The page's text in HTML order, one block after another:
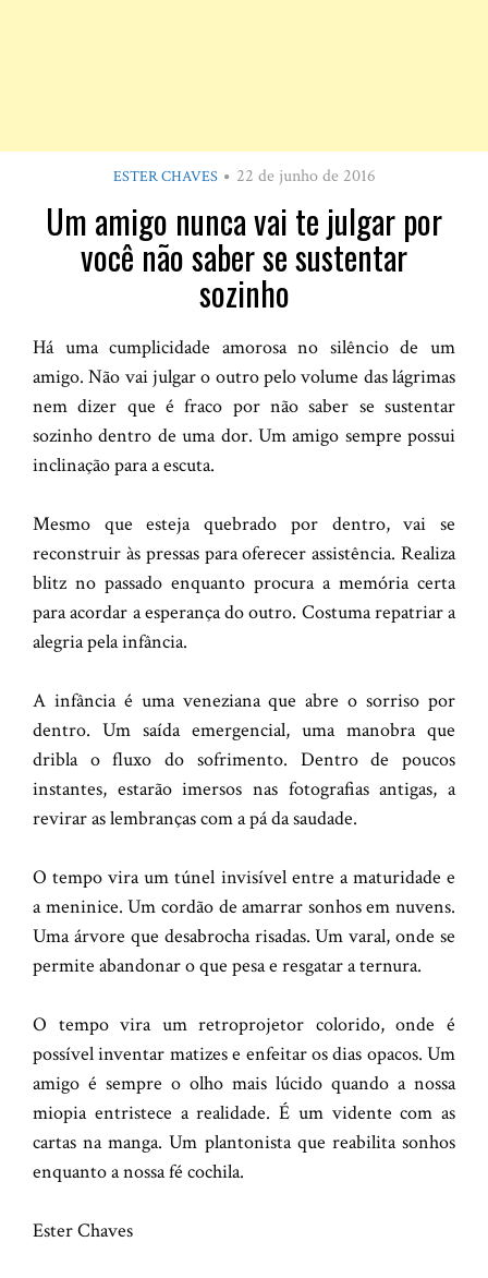
ESTER CHAVES 22 de junho de 2016
Um amigo nunca vai te julgar por
você não saber se sustentar
sozinho
Há uma cumplicidade amorosa no silêncio de um
amigo. Não vai julgar o outro pelo volume das lágrimas
nem dizer que é fraco por não saber se sustentar
sozinho dentro de uma dor. Um amigo sempre possui
inclinação para a escuta.
Mesmo que esteja quebrado por dentro, vai se
reconstruir às pressas para oferecer assistência. Realiza
blitz no passado enquanto procura a memória certa
para acordar a esperança do outro. Costuma repatriar a
alegria pela infância.
A infância é uma veneziana que abre o sorriso por
dentro. Um saída emergencial, uma manobra que
dribla o fluxo do sofrimento. Dentro de poucos
instantes, estarão imersos nas fotografias antigas, a
revirar as lembranças com a pá da saudade.
O tempo vira um túnel invisível entre a maturidade e
a meninice. Um cordão de amarrar sonhos em nuvens.
Uma árvore que desabrocha risadas. Um varal, onde se
permite abandonar o que pesa e resgatar a ternura.
O tempo vira um retroprojetor colorido, onde é
possível inventar matizes e enfeitar os dias opacos. Um
amigo é sempre o olho mais lúcido quando a nossa
miopia entristece a realidade. É um vidente com as
cartas na manga. Um plantonista que reabilita sonhos
enquanto a nossa fé cochila.
Ester Chaves